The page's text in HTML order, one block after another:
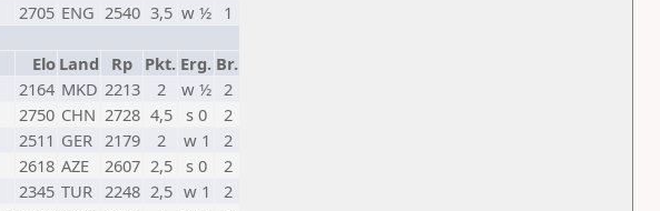
2705 ENG 2540 3,5 w ½ 1
Elo Land Rp Pkt. Erg. Br.
2164 MKD 2213 2 w ½ 2
2750 CHN 2728 4,5 s 0
2
2511 GER 2179 2 w 1
2
2618 AZE 2607 2,5 s 0
2
2345 TUR 2248 2,5 w 1
2